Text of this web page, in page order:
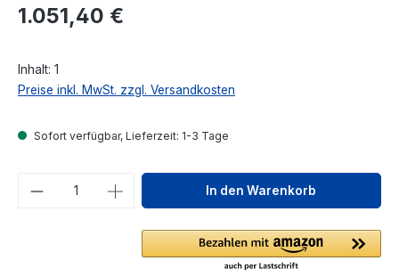
Regulärer Preis:
1.051,40 €
Inhalt: 1
Preise inkl. MwSt. zzgl. Versandkosten
Sofort verfügbar, Lieferzeit: 1-3 Tage
Produkt Anzahl: Gib denIn den Warenkorb